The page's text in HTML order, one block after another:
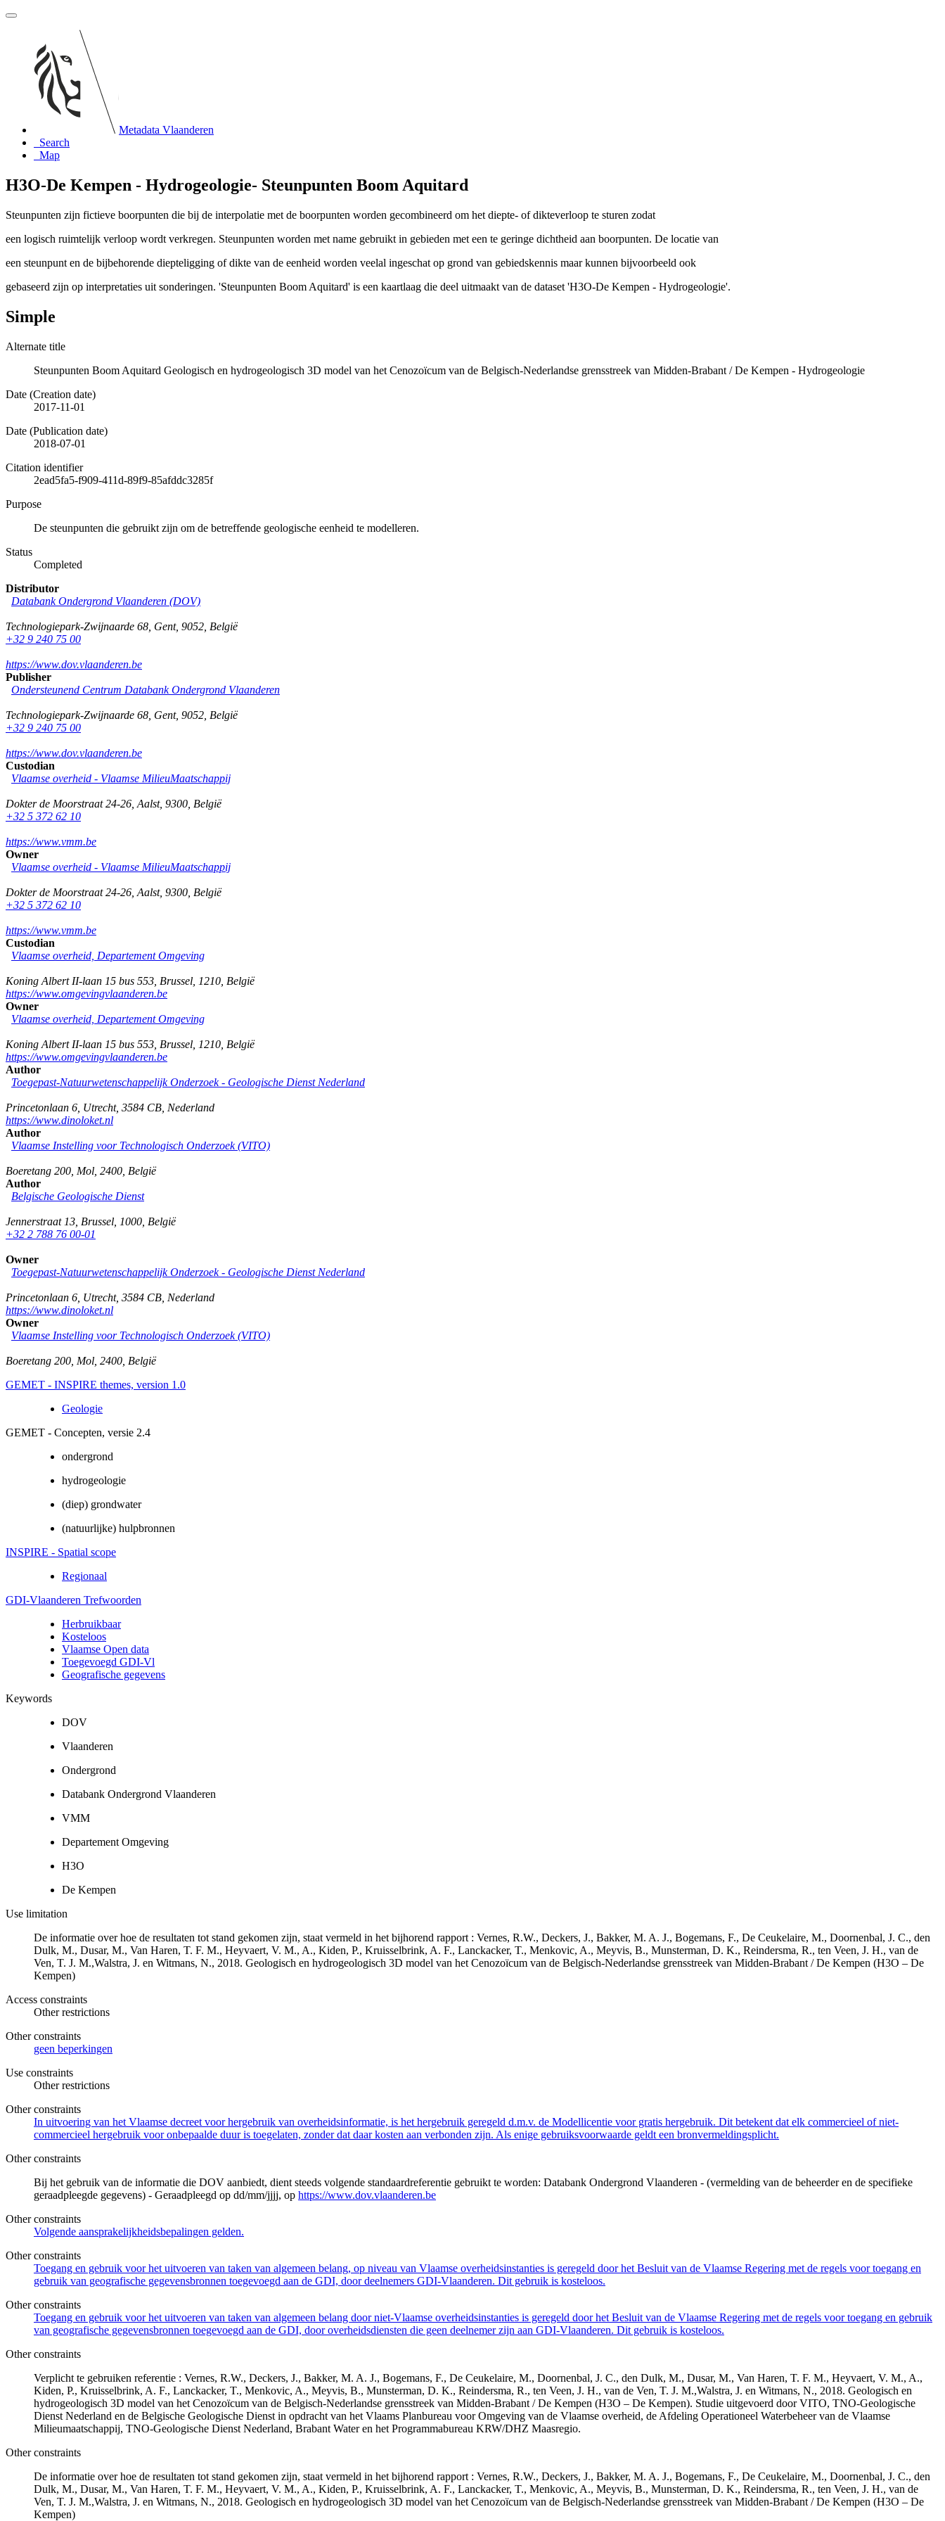
Metadata Vlaanderen
Search
Map
H3O-De Kempen - Hydrogeologie- Steunpunten Boom Aquitard
Steunpunten zijn fictieve boorpunten die bij de interpolatie met de boorpunten worden gecombineerd om het diepte- of dikteverloop te sturen zodat
een logisch ruimtelijk verloop wordt verkregen. Steunpunten worden met name gebruikt in gebieden met een te geringe dichtheid aan boorpunten. De locatie van
een steunpunt en de bijbehorende diepteligging of dikte van de eenheid worden veelal ingeschat op grond van gebiedskennis maar kunnen bijvoorbeeld ook
gebaseerd zijn op interpretaties uit sonderingen. 'Steunpunten Boom Aquitard' is een kaartlaag die deel uitmaakt van de dataset 'H3O-De Kempen - Hydrogeologie'.
Simple
Alternate title
Steunpunten Boom Aquitard Geologisch en hydrogeologisch 3D model van het Cenozoïcum van de Belgisch-Nederlandse grensstreek van Midden-Brabant / De Kempen - Hydrogeologie
Date (Creation date)
2017-11-01
Date (Publication date)
2018-07-01
Citation identifier
2ead5fa5-f909-411d-89f9-85afddc3285f
Purpose
De steunpunten die gebruikt zijn om de betreffende geologische eenheid te modelleren.
Status
Completed
Distributor
Databank Ondergrond Vlaanderen (DOV)
Technologiepark-Zwijnaarde 68 Gent, 9052 België
+32 9 240 75 00
https://www.dov.vlaanderen.be
Publisher
Ondersteunend Centrum Databank Ondergrond Vlaanderen
Technologiepark-Zwijnaarde 68 Gent, 9052 België
+32 9 240 75 00
https://www.dov.vlaanderen.be
Custodian
Vlaamse overheid - Vlaamse MilieuMaatschappij
Dokter de Moorstraat 24-26 Aalst, 9300 België
+32 5 372 62 10
https://www.vmm.be
Owner
Vlaamse overheid - Vlaamse MilieuMaatschappij
Dokter de Moorstraat 24-26 Aalst, 9300 België
+32 5 372 62 10
https://www.vmm.be
Custodian
Vlaamse overheid, Departement Omgeving
Koning Albert II-laan 15 bus 553 Brussel 1210 België
https://www.omgevingvlaanderen.be
Owner
Vlaamse overheid, Departement Omgeving
Koning Albert II-laan 15 bus 553 Brussel 1210 België
https://www.omgevingvlaanderen.be
Author
Toegepast-Natuurwetenschappelijk Onderzoek - Geologische Dienst Nederland
Princetonlaan 6 Utrecht, 3584 CB Nederland
https://www.dinoloket.nl
Author
Vlaamse Instelling voor Technologisch Onderzoek (VITO)
Boeretang 200 Mol 2400 België
Author
Belgische Geologische Dienst
Jennerstraat 13 Brussel 1000 België
+32 2 788 76 00-01
Owner
Toegepast-Natuurwetenschappelijk Onderzoek - Geologische Dienst Nederland
Princetonlaan 6 Utrecht, 3584 CB Nederland
https://www.dinoloket.nl
Owner
Vlaamse Instelling voor Technologisch Onderzoek (VITO)
Boeretang 200 Mol 2400 België
GEMET - INSPIRE themes, version 1.0
Geologie
GEMET - Concepten, versie 2.4
ondergrond
hydrogeologie
(diep) grondwater
(natuurlijke) hulpbronnen
INSPIRE - Spatial scope
Regionaal
GDI-Vlaanderen Trefwoorden
Herbruikbaar
Kosteloos
Vlaamse Open data
Toegevoegd GDI-Vl
Geografische gegevens
Keywords
DOV
Vlaanderen
Ondergrond
Databank Ondergrond Vlaanderen
VMM
Departement Omgeving
H3O
De Kempen
Use limitation
De informatie over hoe de resultaten tot stand gekomen zijn, staat vermeld in het bijhorend rapport : Vernes, R.W., Deckers, J., Bakker, M. A. J., Bogemans, F., De Ceukelaire, M., Doornenbal, J. C., den
Dulk, M., Dusar, M., Van Haren, T. F. M., Heyvaert, V. M., A., Kiden, P., Kruisselbrink, A. F., Lanckacker, T., Menkovic, A., Meyvis, B., Munsterman, D. K., Reindersma, R., ten Veen, J. H., van de
Ven, T. J. M.,Walstra, J. en Witmans, N., 2018. Geologisch en hydrogeologisch 3D model van het Cenozoïcum van de Belgisch-Nederlandse grensstreek van Midden-Brabant / De Kempen (H3O – De
Kempen)
Access constraints
Other restrictions
Other constraints
geen beperkingen
Use constraints
Other restrictions
Other constraints
In uitvoering van het Vlaamse decreet voor hergebruik van overheidsinformatie, is het hergebruik geregeld d.m.v. de Modellicentie voor gratis hergebruik. Dit betekent dat elk commercieel of niet-
commercieel hergebruik voor onbepaalde duur is toegelaten, zonder dat daar kosten aan verbonden zijn. Als enige gebruiksvoorwaarde geldt een bronvermeldingsplicht.
Other constraints
Bij het gebruik van de informatie die DOV aanbiedt, dient steeds volgende standaardreferentie gebruikt te worden: Databank Ondergrond Vlaanderen - (vermelding van de beheerder en de specifieke
geraadpleegde gegevens) - Geraadpleegd op dd/mm/jjjj, op https://www.dov.vlaanderen.be
Other constraints
Volgende aansprakelijkheidsbepalingen gelden.
Other constraints
Toegang en gebruik voor het uitvoeren van taken van algemeen belang, op niveau van Vlaamse overheidsinstanties is geregeld door het Besluit van de Vlaamse Regering met de regels voor toegang en
gebruik van geografische gegevensbronnen toegevoegd aan de GDI, door deelnemers GDI-Vlaanderen. Dit gebruik is kosteloos.
Other constraints
Toegang en gebruik voor het uitvoeren van taken van algemeen belang door niet-Vlaamse overheidsinstanties is geregeld door het Besluit van de Vlaamse Regering met de regels voor toegang en gebruik
van geografische gegevensbronnen toegevoegd aan de GDI, door overheidsdiensten die geen deelnemer zijn aan GDI-Vlaanderen. Dit gebruik is kosteloos.
Other constraints
Verplicht te gebruiken referentie : Vernes, R.W., Deckers, J., Bakker, M. A. J., Bogemans, F., De Ceukelaire, M., Doornenbal, J. C., den Dulk, M., Dusar, M., Van Haren, T. F. M., Heyvaert, V. M., A.,
Kiden, P., Kruisselbrink, A. F., Lanckacker, T., Menkovic, A., Meyvis, B., Munsterman, D. K., Reindersma, R., ten Veen, J. H., van de Ven, T. J. M.,Walstra, J. en Witmans, N., 2018. Geologisch en
hydrogeologisch 3D model van het Cenozoïcum van de Belgisch-Nederlandse grensstreek van Midden-Brabant / De Kempen (H3O – De Kempen). Studie uitgevoerd door VITO, TNO-Geologische
Dienst Nederland en de Belgische Geologische Dienst in opdracht van het Vlaams Planbureau voor Omgeving van de Vlaamse overheid, de Afdeling Operationeel Waterbeheer van de Vlaamse
Milieumaatschappij, TNO-Geologische Dienst Nederland, Brabant Water en het Programmabureau KRW/DHZ Maasregio.
Other constraints
De informatie over hoe de resultaten tot stand gekomen zijn, staat vermeld in het bijhorend rapport : Vernes, R.W., Deckers, J., Bakker, M. A. J., Bogemans, F., De Ceukelaire, M., Doornenbal, J. C., den
Dulk, M., Dusar, M., Van Haren, T. F. M., Heyvaert, V. M., A., Kiden, P., Kruisselbrink, A. F., Lanckacker, T., Menkovic, A., Meyvis, B., Munsterman, D. K., Reindersma, R., ten Veen, J. H., van de
Ven, T. J. M.,Walstra, J. en Witmans, N., 2018. Geologisch en hydrogeologisch 3D model van het Cenozoïcum van de Belgisch-Nederlandse grensstreek van Midden-Brabant / De Kempen (H3O – De
Kempen)